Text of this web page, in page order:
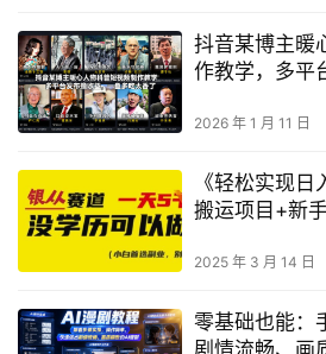
抖音某博主暖
作教学，多平
2026 年 1 月 11 日
《轻松实现
搬运项目+新
集资源）
2025 年 3 月 14 日
零基础也能：